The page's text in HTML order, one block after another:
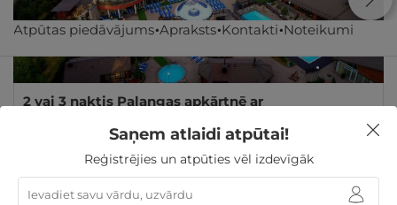
Atpūtas piedāvājums Apraksts Kontakti Noteikumi
2 vai 3 naktis Palangas apkārtnē ar
Atostogų parkas (Žibininkai)
no 212€
Par 2 naktīm GRIBU
Saņem atlaidi atpūtai!
Reģistrējies un atpūties vēl izdevīgāk